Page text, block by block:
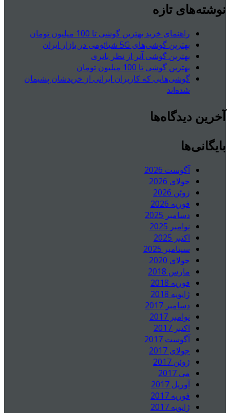
نوشته‌های تازه
راهنمای خرید بهترین گوشی تا 100 میلیون تومان
بهترین گوشی‌های 5G شیائومی در بازار ایران
بهترین گوشی آنر از نظر باتری
بهترین گوشی تا 100 میلیون تومان
گوشی‌هایی که کاربران ایرانی از خریدشان پشیمان
شده‌اند
آخرین دیدگاه‌ها
بایگانی‌ها
آگوست 2026
جولای 2026
ژوئن 2026
فوریه 2026
دسامبر 2025
نوامبر 2025
اکتبر 2025
سپتامبر 2025
جولای 2020
مارس 2018
فوریه 2018
ژانویه 2018
دسامبر 2017
نوامبر 2017
اکتبر 2017
آگوست 2017
جولای 2017
ژوئن 2017
می 2017
آوریل 2017
فوریه 2017
ژانویه 2017